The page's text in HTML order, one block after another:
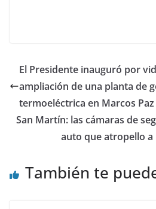
El Presidente inauguró por
ampliación de una planta de
termoeléctrica en Marcos Paz
San Martín: las cámaras de
auto que atropello a
También te